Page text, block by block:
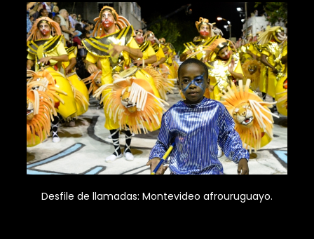
Desfile de llamadas: Montevideo afrouruguayo.